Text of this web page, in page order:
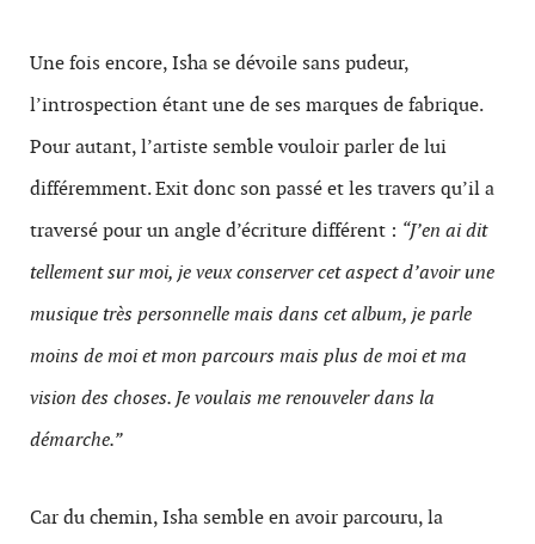
Une fois encore, Isha se dévoile sans pudeur,
l’introspection étant une de ses marques de fabrique.
Pour autant, l’artiste semble vouloir parler de lui
différemment. Exit donc son passé et les travers qu’il a
traversé pour un angle d’écriture différent : “J’en ai dit
tellement sur moi, je veux conserver cet aspect d’avoir une
musique très personnelle mais dans cet album, je parle
moins de moi et mon parcours mais plus de moi et ma
vision des choses. Je voulais me renouveler dans la
démarche.”
Car du chemin, Isha semble en avoir parcouru, la